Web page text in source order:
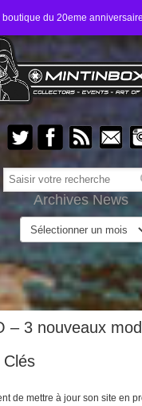
boutique du 20eme
Archives News
– 3 nouveaux
Clés
de mettre à jour son site en